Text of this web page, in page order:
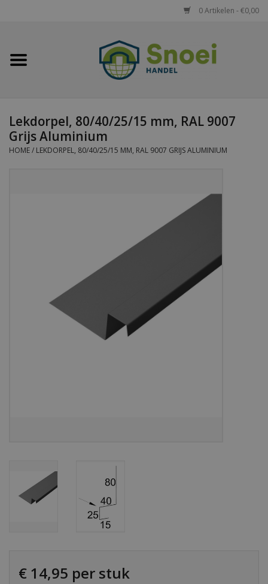
0 Artikelen - €0,00
Home
Damwandplaten
Bouwpakketten
Lekdorpel, 80/40/25/15 mm, RAL 9007
Grijs Aluminium
HOME/ LEKDORPEL, 80/40/25/15 MM, RAL 9007 GRIJS ALUMINIUM
€ 14,95 per stuk